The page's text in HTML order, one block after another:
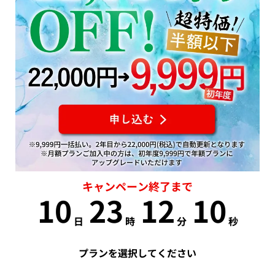
キャンペーン終了まで
10日 23時 12分 9秒
プランを選択してください